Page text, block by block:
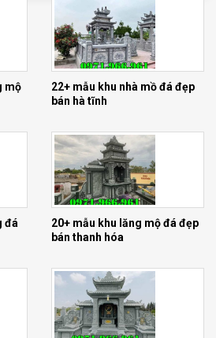
mộ
22+ mẫu khu nhà mồ đá đẹp
bán hà tĩnh
đá
20+ mẫu khu lăng mộ đá đẹp
bán thanh hóa